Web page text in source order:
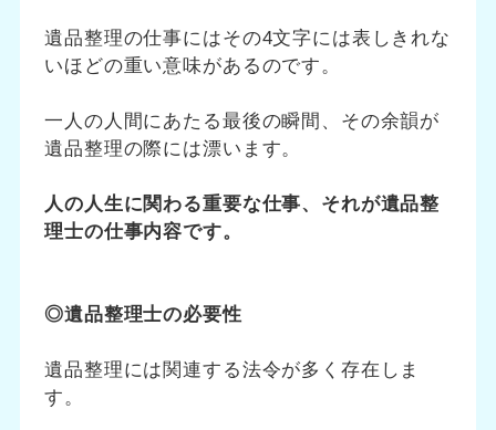
遺品整理の仕事にはその4文字には表しきれな
いほどの重い意味があるのです。
一人の人間にあたる最後の瞬間、その余韻が
遺品整理の際には漂います。
人の人生に関わる重要な仕事、それが遺品整
理士の仕事内容です。
◎遺品整理士の必要性
遺品整理には関連する法令が多く存在しま
す。